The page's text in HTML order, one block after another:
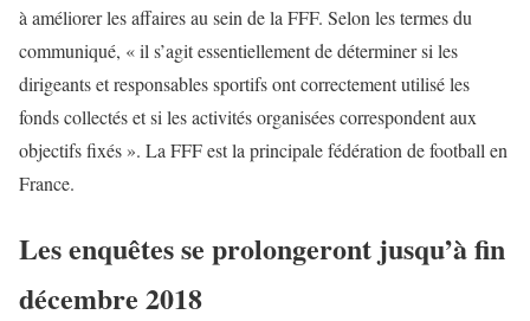
à améliorer les affaires au sein de la FFF. Selon les termes du
communiqué, « il s’agit essentiellement de déterminer si les
dirigeants et responsables sportifs ont correctement utilisé les
fonds collectés et si les activités organisées correspondent aux
objectifs fixés ». La FFF est la principale fédération de football en
France.
Les enquêtes se prolongeront jusqu’à fin
décembre 2018